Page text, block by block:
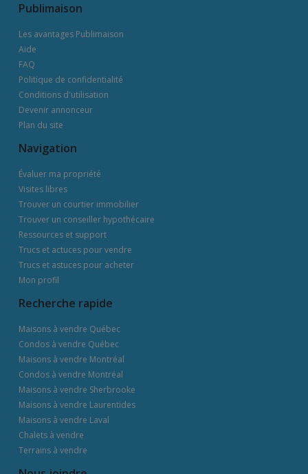
Publimaison
Les avantages Publimaison
Aide
FAQ
Politique de confidentialité
Conditions d'utilisation
Devenir annonceur
Plan du site
Navigation
Évaluer ma propriété
Visites libres
Trouver un courtier immobilier
Trouver un conseiller hypothécaire
Ressources et support
Trucs et actuces pour vendre
Trucs et astuces pour acheter
Mon profil
Recherche rapide
Maisons à vendre Québec
Condos à vendre Québec
Maisons à vendre Montréal
Condos à vendre Montréal
Maisons à vendre Sherbrooke
Maisons à vendre Laurentides
Maisons à vendre Laval
Chalets à vendre
Terrains à vendre